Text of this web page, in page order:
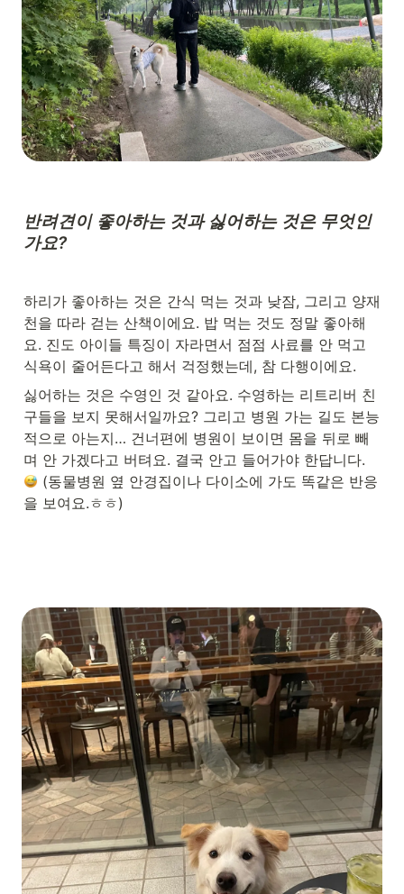
반려견이 좋아하는 것과 싫어하는 것은 무엇인
가요?
하리가 좋아하는 것은 간식 먹는 것과 낮잠, 그리고 양재
천을 따라 걷는 산책이에요. 밥 먹는 것도 정말 좋아해
요. 진도 아이들 특징이 자라면서 점점 사료를 안 먹고
식욕이 줄어든다고 해서 걱정했는데, 참 다행이에요.
싫어하는 것은 수영인 것 같아요. 수영하는 리트리버 친
구들을 보지 못해서일까요? 그리고 병원 가는 길도 본능
적으로 아는지… 건너편에 병원이 보이면 몸을 뒤로 빼
며 안 가겠다고 버텨요. 결국 안고 들어가야 한답니다.
(동물병원 옆 안경집이나 다이소에 가도 똑같은 반응
을 보여요.ㅎㅎ)